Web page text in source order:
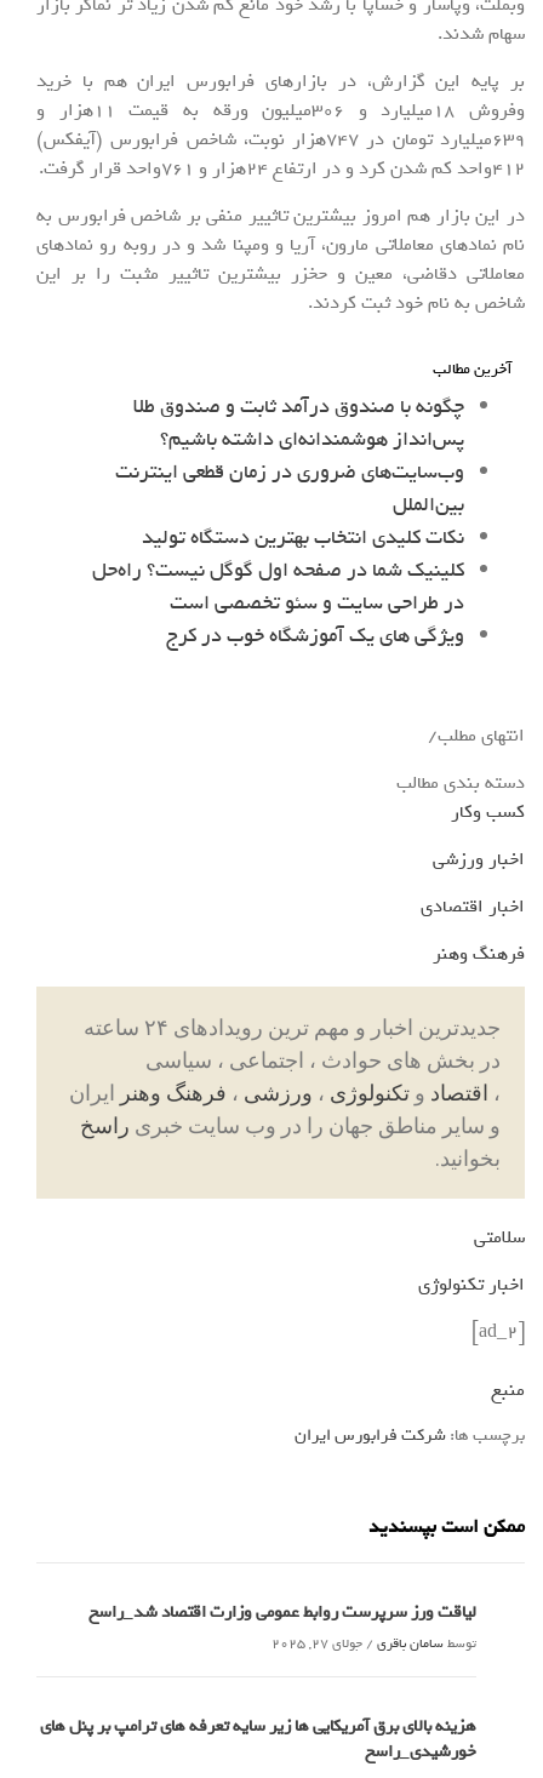
سهام شدند.
بر پایه این گزارش، در بازارهای فرابورس ایران هم با خرید
وفروش 18میلیارد و 306میلیون ورقه به قیمت 11هزار و
639میلیارد تومان در 747هزار نوبت، شاخص فرابورس (آیفکس)
412واحد کم شدن کرد و در ارتفاع 24هزار و 761واحد قرار گرفت.
در این بازار هم امروز بیشترین تاثییر منفی بر شاخص فرابورس به
نام نمادهای معاملاتی مارون، آریا و ومپنا شد و در روبه رو نمادهای
معاملاتی دقاضی، معین و حخزر بیشترین تاثییر مثبت را بر این
شاخص به نام خود ثبت کردند.
آخرین مطالب
چگونه با صندوق درآمد ثابت و صندوق طلا
پس‌انداز هوشمندانه‌ای داشته باشیم؟
وب‌سایت‌های ضروری در زمان قطعی اینترنت
بین‌الملل
نکات کلیدی انتخاب بهترین دستگاه تولید
کلینیک شما در صفحه اول گوگل نیست؟ راه‌حل
در طراحی سایت و سئو تخصصی است
ویژگی های یک آموزشگاه خوب در کرج
انتهای مطلب/
دسته بندی مطالب
کسب وکار
اخبار ورزشی
اخبار اقتصادی
فرهنگ وهنر
جدیدترین اخبار و مهم ترین رویدادهای ۲۴ ساعته
در بخش های حوادث ، اجتماعی ، سیاسی
، اقتصاد و تکنولوژی ، ورزشی ، فرهنگ وهنر ایران
و سایر مناطق جهان را در وب سایت خبری راسخ
بخوانید.
سلامتی
اخبار تکنولوژی
[ad_2]
منبع
برچسب ها:شرکت فرابورس ایران
ممکن است بپسندید
لیاقت ورز سرپرست روابط عمومی وزارت اقتصاد شد_راسخ
توسطسامان باقری / جولای 27, 2025
هزینه بالای برق آمریکایی ها زیر سایه تعرفه های ترامپ بر پنل های
خورشیدی_راسخ